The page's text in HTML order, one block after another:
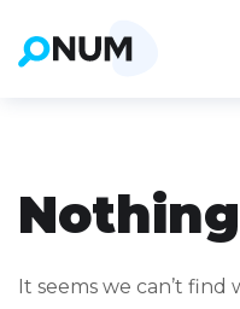
It seems we can’t find